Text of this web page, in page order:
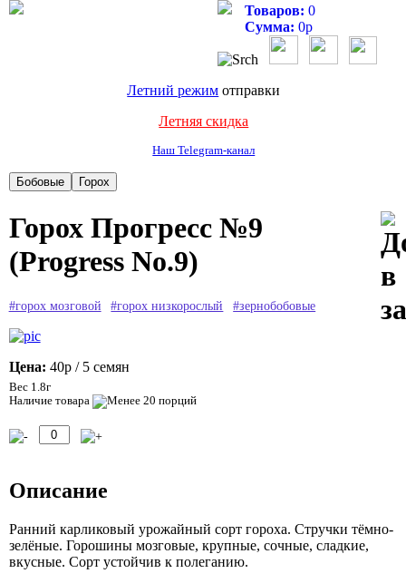
Товаров: 0
Сумма: 0р
Летний режим отправки
Летняя скидка
Наш Telegram-канал
Горох Прогресс №9
(Progress No.9)
#горох мозговой #горох низкорослый #зернобобовые
Цена: 40р / 5 семян
Вес 1.8г
Наличие товара
Описание
Ранний карликовый урожайный сорт гороха. Стручки тёмно-
зелёные. Горошины мозговые, крупные, сочные, сладкие,
вкусные. Сорт устойчив к полеганию.